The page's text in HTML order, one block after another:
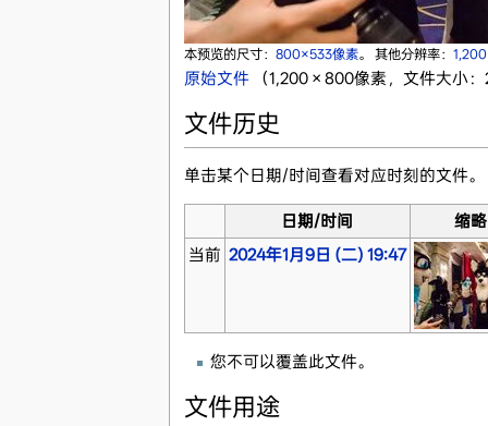
本预览的尺寸： 800×533像素。 其他分辨率：
原始文件‎ （1,200 × 800像素，文件大小
文件历史
单击某个日期/时间查看对应时刻的文件。
日期/时间
缩
当前 2024年1月9日 (二) 19:47
您不可以覆盖此文件。
文件用途